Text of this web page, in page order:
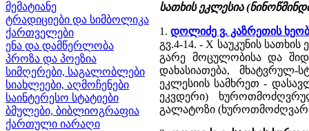
მემატიანე
ტრადიციები და სიმბოლიკა
ქართველები
ენა და დამწერლობა
პროზა და პოეზია
სიმღერები, საგალობლები
სიახლეები, აღმოჩენები
საინტერესო სტატიები
ბმულები, ბიბლიოგრაფია
ქართული იარაღი
სათხის ეკლესია
1. დოლიძე ვ. კაზრეთის
გვ.4-14. - X საუკუნის
გარე მოცულობისა და
დახასიათება,
ეკლესიის სამხრეთ -
ეკვდერი)
გალატოზი